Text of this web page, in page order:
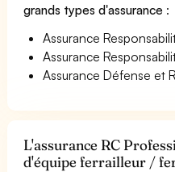
grands types d'assurance :
Assurance
Assurance
Assurance Défense et
L'assurance RC
d'équipe ferrailleur /